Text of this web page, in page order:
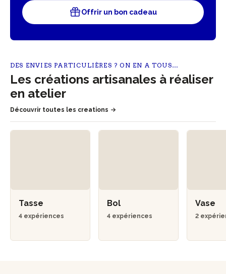
Offrir un bon cadeau
DES ENVIES PARTICULIÈRES ? ON EN A TOUS…
Les créations artisanales à réaliser
en atelier
Découvrir toutes les creations
Tasse
4 expériences
Bol
4 expériences
Vase
2